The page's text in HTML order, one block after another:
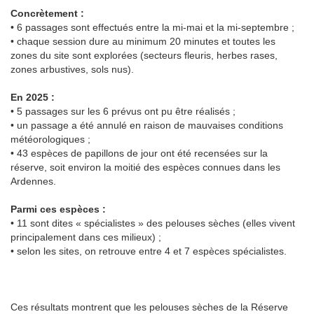
Concrètement :
• 6 passages sont effectués entre la mi-mai et la mi-septembre ;
• chaque session dure au minimum 20 minutes et toutes les
zones du site sont explorées (secteurs fleuris, herbes rases,
zones arbustives, sols nus).
En 2025 :
• 5 passages sur les 6 prévus ont pu être réalisés ;
• un passage a été annulé en raison de mauvaises conditions
météorologiques ;
• 43 espèces de papillons de jour ont été recensées sur la
réserve, soit environ la moitié des espèces connues dans les
Ardennes.
Parmi ces espèces :
• 11 sont dites « spécialistes » des pelouses sèches (elles vivent
principalement dans ces milieux) ;
• selon les sites, on retrouve entre 4 et 7 espèces spécialistes.
Ces résultats montrent que les pelouses sèches de la Réserve